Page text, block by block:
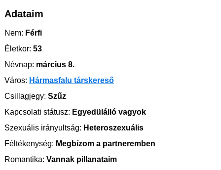
Adataim
Nem: Férfi
Életkor: 53
Névnap: március 8.
Város: Hármasfalu társkereső
Csillagjegy: Szűz
Kapcsolati státusz: Egyedülálló vagyok
Szexuális irányultság: Heteroszexuális
Féltékenység: Megbízom a partneremben
Romantika: Vannak pillanataim